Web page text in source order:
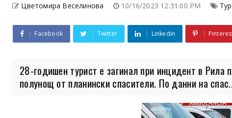
Цветомира Веселинова 10/16/2023 12:31:00 PM
Facebook Twitter Linkedin
28-годишен турист е загинал при инцидент в
полунощ от планински спасители. По данни на